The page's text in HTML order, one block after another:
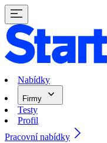
Nabídky
Firmy
Testy
Profil
Pracovní nabídky